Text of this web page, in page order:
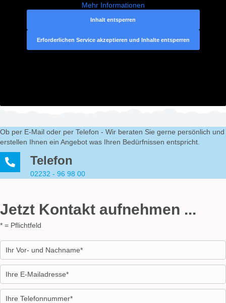
Mehr Informationen
Inhalt entsperren
Erforderlichen Service akzeptieren und Inhalte entsperren
Ob per E-Mail oder per Telefon - Wir beraten Sie gerne persönlich und
erstellen Ihnen ein Angebot was Ihren Bedürfnissen entspricht.
Telefon
02232 - 96 98 00
Jetzt Kontakt aufnehmen ...
* = Pflichtfeld